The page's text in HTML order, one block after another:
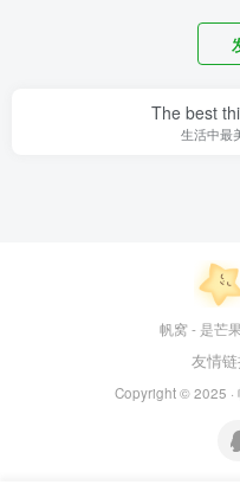
The best
生活中最
帆窝 - 是芒
友情
Copyright © 2025 ·